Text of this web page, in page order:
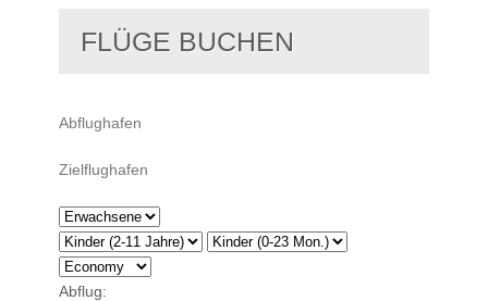
FLÜGE BUCHEN
Abflug: